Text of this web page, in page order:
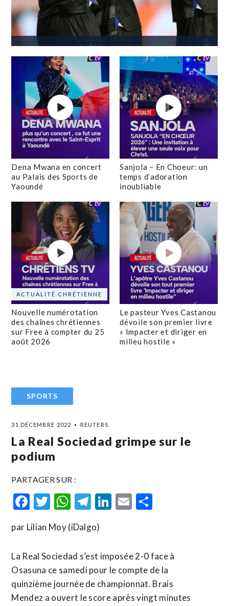
Dena Mwana en concert
au Palais des Sports de
Yaoundé
Sanjola – En Choeur: un
temps d’adoration
inoubliable
ACTUALITÉ CHRÉTIENNE
Nouvelle numérotation
des chaînes chrétiennes
sur Free à compter du 25
août 2026
Le pasteur Yves Castanou
dévoile son premier livre
« Impacter et diriger en
milieu hostile »
SPORTS
31 DÉCEMBRE 2022 REUTERS
La Real Sociedad grimpe sur le
podium
PARTAGER SUR :
Facebook
Twitter
WhatsApp
Telegram
LinkedIn
Email
par Lilian Moy (iDalgo)
La Real Sociedad s’est imposée 2-0 face à
Osasuna ce samedi pour le compte de la
quinzième journée de championnat. Brais
Mendez a ouvert le score après vingt minutes